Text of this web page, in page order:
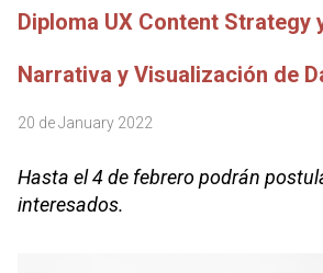
Diploma UX Content Strategy
Narrativa y Visualización de
20 de January 2022
Hasta el 4 de febrero podrán
interesados.